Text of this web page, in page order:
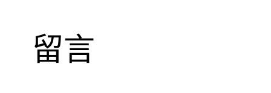
留言